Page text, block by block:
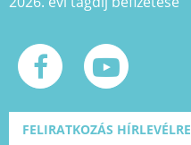
FELIRATKOZÁS HÍRLEVÉLRE